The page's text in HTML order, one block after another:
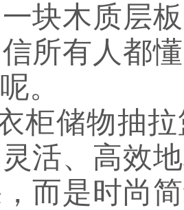
块木质层
所有人都
。
柜储物抽
活、高效
而是时尚